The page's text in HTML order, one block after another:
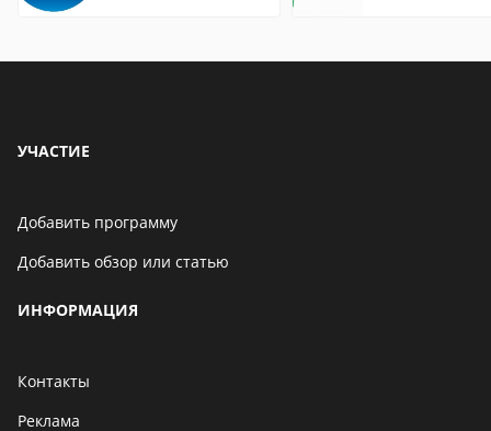
УЧАСТИЕ
Добавить программу
Добавить обзор или статью
ИНФОРМАЦИЯ
Контакты
Реклама